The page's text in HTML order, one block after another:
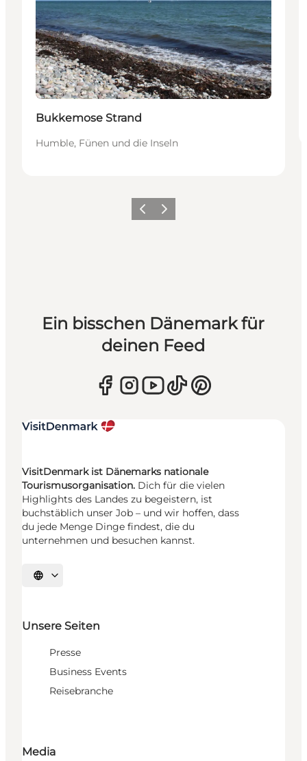
Bukkemose Strand
Humble, Fünen und die Inseln
ZurückWeiter
Ein bisschen Dänemark für
deinen Feed
VisitDenmark ist Dänemarks nationale
Tourismusorganisation. Dich für die vielen
Highlights des Landes zu begeistern, ist
buchstäblich unser Job – und wir hoffen, dass
du jede Menge Dinge findest, die du
unternehmen und besuchen kannst.
Sprache auswählen
Unsere Seiten
Presse
Business Events
Reisebranche
Media